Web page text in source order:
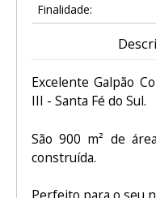
Finalidade:
Excelente Galpão
III - Santa Fé do Sul.
São 900 m² de
construída.